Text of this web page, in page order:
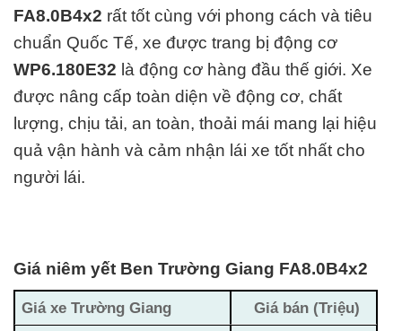
FA8.0B4x2 rất tốt cùng với phong cách và tiêu
chuẩn Quốc Tế, xe được trang bị động cơ
WP6.180E32 là động cơ hàng đầu thế giới. Xe
được nâng cấp toàn diện về động cơ, chất
lượng, chịu tải, an toàn, thoải mái mang lại hiệu
quả vận hành và cảm nhận lái xe tốt nhất cho
người lái.
Giá niêm yết Ben Trường Giang FA8.0B4x2
Giá xe Trường Giang
Giá bán (Triệu)